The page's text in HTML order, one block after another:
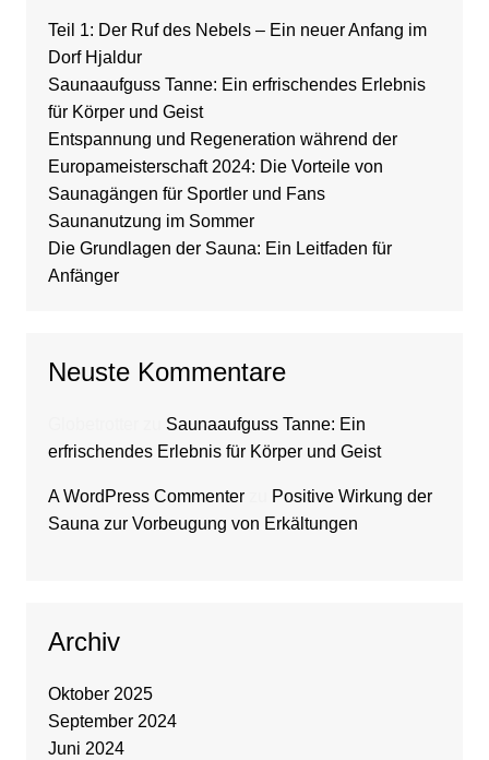
Teil 1: Der Ruf des Nebels – Ein neuer Anfang im
Dorf Hjaldur
Saunaaufguss Tanne: Ein erfrischendes Erlebnis
für Körper und Geist
Entspannung und Regeneration während der
Europameisterschaft 2024: Die Vorteile von
Saunagängen für Sportler und Fans
Saunanutzung im Sommer
Die Grundlagen der Sauna: Ein Leitfaden für
Anfänger
Neuste Kommentare
Saunaaufguss Tanne: Ein
erfrischendes Erlebnis für Körper und Geist
A WordPress Commenterzu
Positive Wirkung der
Sauna zur Vorbeugung von Erkältungen
Archiv
Oktober 2025
September 2024
Juni 2024